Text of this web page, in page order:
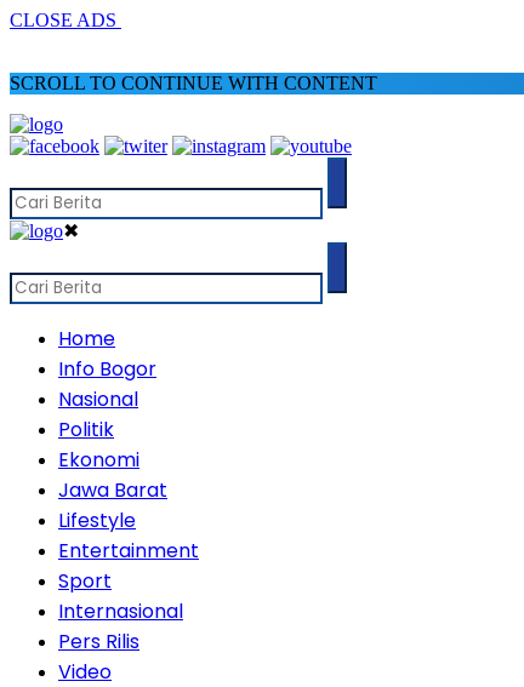
CLOSE ADS
SCROLL TO CONTINUE WITH CONTENT
✖
Home
Info Bogor
Nasional
Politik
Ekonomi
Jawa Barat
Lifestyle
Entertainment
Sport
Internasional
Pers Rilis
Video